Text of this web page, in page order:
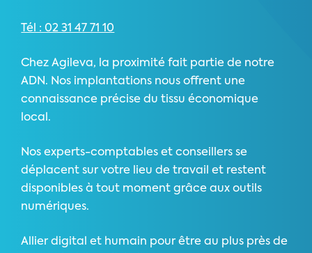
Tél : 02 31 47 71 10
Chez Agileva, la proximité fait partie de notre
ADN. Nos implantations nous offrent une
connaissance précise du tissu économique
local.
Nos experts-comptables et conseillers se
déplacent sur votre lieu de travail et restent
disponibles à tout moment grâce aux outils
numériques.
Allier digital et humain pour être au plus près de